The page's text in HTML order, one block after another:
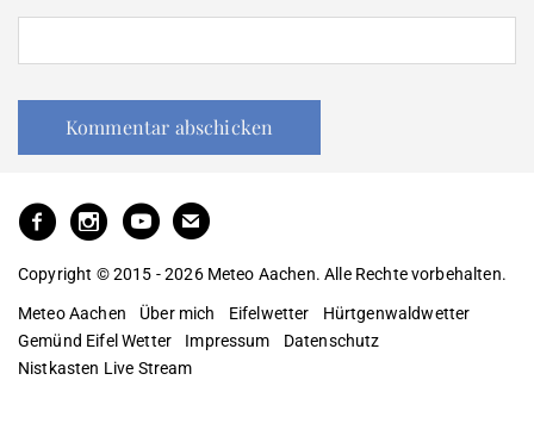
Copyright © 2015 - 2026 Meteo Aachen. Alle Rechte vorbehalten.
Meteo Aachen Über mich Eifelwetter
Hürtgenwaldwetter
Gemünd Eifel Wetter
Impressum
Datenschutz
Nistkasten Live Stream